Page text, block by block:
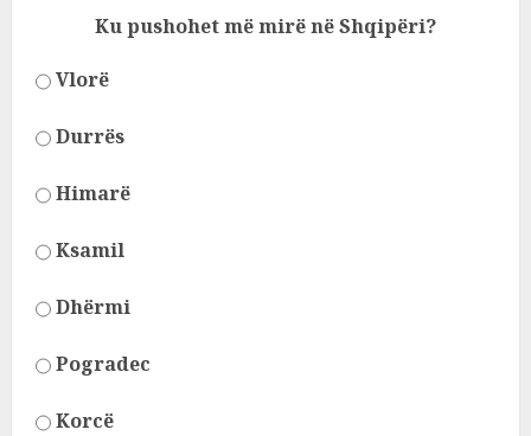
Ku pushohet më mirë në Shqipëri?
Vlorë
Durrës
Himarë
Ksamil
Dhërmi
Pogradec
Korcë